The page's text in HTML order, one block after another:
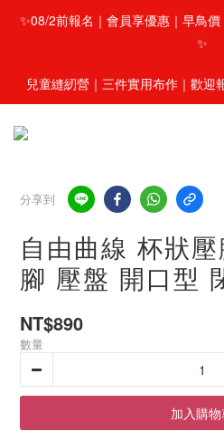
✨08/2前報名｜會員享優惠｜早鳥
✨
兒童縫紉營｜三件實用布作｜歡
分享到
自由曲線 杯狀
腳 壓盤 開口型
NT$890
數量
加入購